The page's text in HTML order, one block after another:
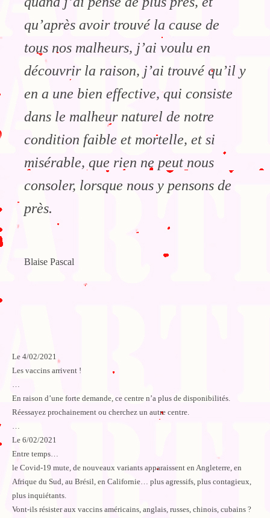
qu’après avoir trouvé la cause de
tous nos malheurs, j’ai voulu en
découvrir la raison, j’ai trouvé qu’il y
en a une bien effective, qui consiste
dans le malheur naturel de notre
condition faible et mortelle, et si
misérable, que rien ne peut nous
consoler, lorsque nous y pensons de
près.
Blaise Pascal
Le 4/02/2021
Les vaccins arrivent !
…
En raison d’une forte demande, ce centre n’a plus de disponibilités.
Réessayez prochainement ou cherchez un autre centre.
…
Le 6/02/2021
Entre temps…
le Covid-19 mute, de nouveaux variants apparaissent en Angleterre, en
Afrique du Sud, au Brésil, en Californie… plus agressifs, plus contagieux,
plus inquiétants.
Vont-ils résister aux vaccins américains, anglais, russes, chinois, cubains ?